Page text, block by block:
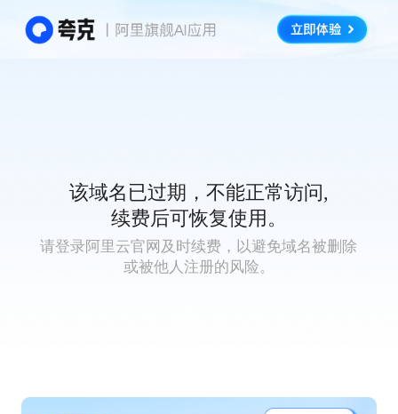
该域名已过期，不能正常访问,
续费后可恢复使用。
请登录阿里云官网及时续费，以避免域名被删除
或被他人注册的风险。